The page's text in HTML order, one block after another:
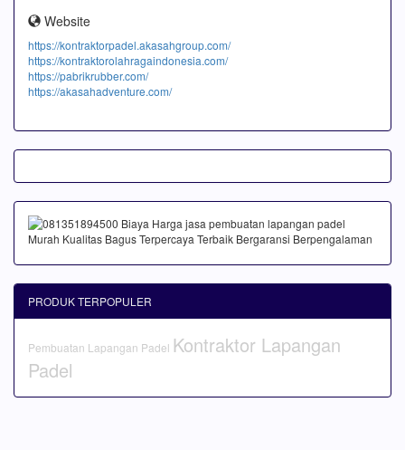
Website
https://kontraktorpadel.akasahgroup.com/
https://kontraktorolahragaindonesia.com/
https://pabrikrubber.com/
https://akasahadventure.com/
PRODUK TERPOPULER
Pembuatan Lapangan Padel Kontraktor Lapangan
Padel